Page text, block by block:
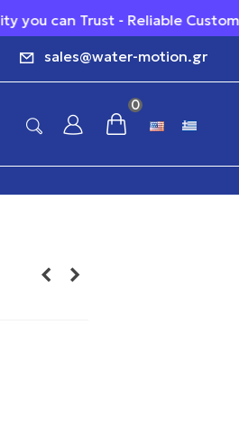
can Trust - Reliable Customer
sales@water-motion.gr
0